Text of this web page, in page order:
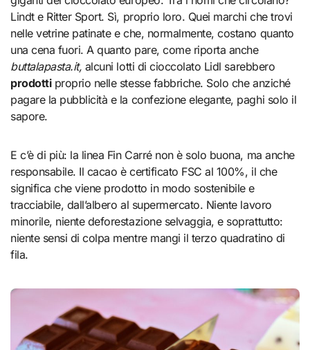
Lindt e Ritter Sport. Sì, proprio loro. Quei marchi che trovi
nelle vetrine patinate e che, normalmente, costano quanto
una cena fuori. A quanto pare, come riporta anche
buttalapasta.it, alcuni lotti di cioccolato Lidl sarebbero
prodottiproprio nelle stesse fabbriche. Solo che anziché
pagare la pubblicità e la confezione elegante, paghi solo il
sapore.
E c’è di più: la linea Fin Carré non è solo buona, ma anche
responsabile. Il cacao è certificato FSC al 100%, il che
significa che viene prodotto in modo sostenibile e
tracciabile, dall’albero al supermercato. Niente lavoro
minorile, niente deforestazione selvaggia, e soprattutto:
niente sensi di colpa mentre mangi il terzo quadratino di
fila.